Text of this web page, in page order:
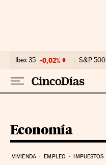
Ibex 35 -0,02% S&P 500
Economía
VIVIENDA EMPLEO IMPUESTOS